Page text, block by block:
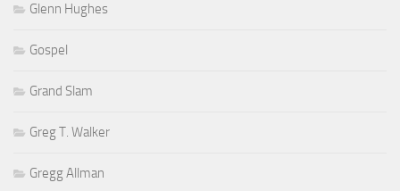
Glenn Hughes
Gospel
Grand Slam
Greg T. Walker
Gregg Allman